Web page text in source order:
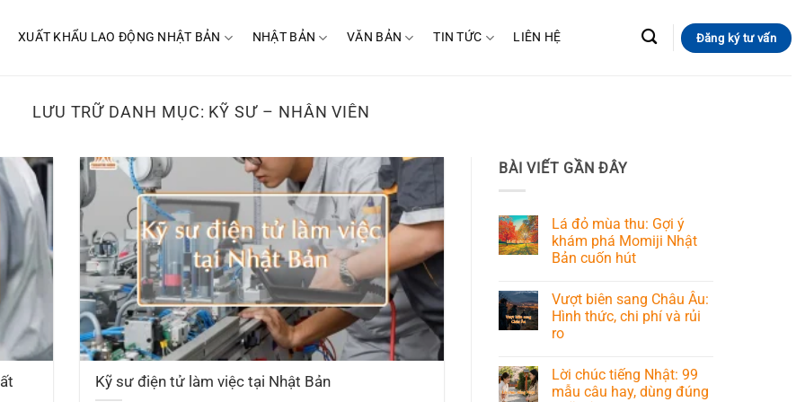
XUẤT KHẨU LAO ĐỘNG NHẬT BẢN NHẬT BẢN VĂN BẢN TIN TỨC LIÊN HỆ Đăng ký tư vấn
LƯU TRỮ DANH MỤC: KỸ SƯ – NHÂN VIÊN
Kỹ sư điện tử làm việc tại Nhật Bản
BÀI VIẾT GẦN ĐÂY
Lá đỏ mùa thu: Gợi ý
khám phá Momiji Nhật
Bản cuốn hút
Vượt biên sang Châu Âu:
Hình thức, chi phí và rủi
ro
Lời chúc tiếng Nhật: 99
mẫu câu hay, dùng đúng